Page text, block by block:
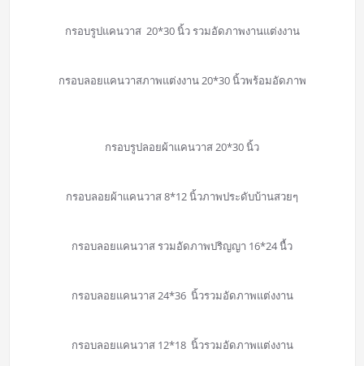
กรอบรูปแคนวาส 20*30 นิ้ว รวมอัดภาพงานแต่งงาน
กรอบลอยแคนวาสภาพแต่งงาน 20*30 นิ้วพร้อมอัดภาพ
กรอบรูปลอยผ้าแคนวาส 20*30 นิ้ว
กรอบลอยผ้าแคนวาส 8*12 นิ้วภาพประดับบ้านสวยๆ
กรอบลอยแคนวาส รวมอัดภาพปริญญา 16*24 นื้ว
กรอบลอยแคนวาส 24*36 นิ้วรวมอัดภาพแต่งงาน
กรอบลอยแคนวาส 12*18 นิ้วรวมอัดภาพแต่งงาน